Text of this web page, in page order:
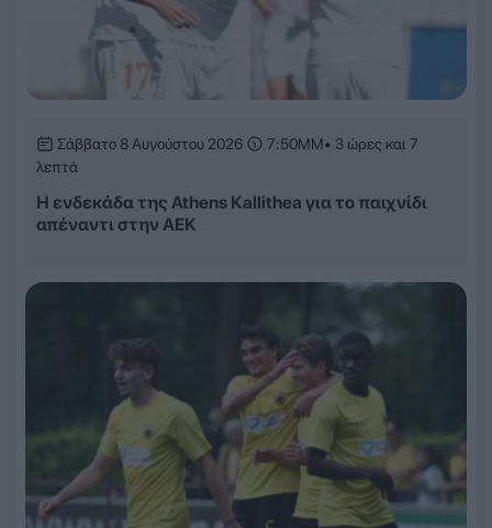
Σάββατο 8 Αυγούστου 2026 7:50ΜΜ• 3 ώρες και 7
λεπτά
Η ενδεκάδα της Athens Kallithea για το παιχνίδι
απέναντι στην ΑΕΚ